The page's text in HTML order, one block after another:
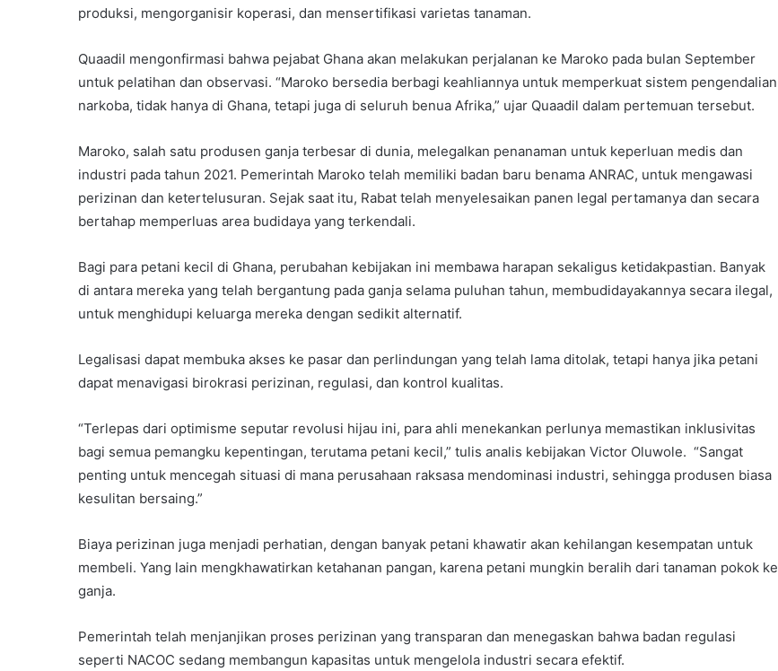
produksi, mengorganisir koperasi, dan mensertifikasi varietas tanaman.
Quaadil mengonfirmasi bahwa pejabat Ghana akan melakukan perjalanan ke Maroko pada bulan September
untuk pelatihan dan observasi. “Maroko bersedia berbagi keahliannya untuk memperkuat sistem pengendalian
narkoba, tidak hanya di Ghana, tetapi juga di seluruh benua Afrika,” ujar Quaadil dalam pertemuan tersebut.
Maroko, salah satu produsen ganja terbesar di dunia, melegalkan penanaman untuk keperluan medis dan
industri pada tahun 2021. Pemerintah Maroko telah memiliki badan baru benama ANRAC, untuk mengawasi
perizinan dan ketertelusuran. Sejak saat itu, Rabat telah menyelesaikan panen legal pertamanya dan secara
bertahap memperluas area budidaya yang terkendali.
Bagi para petani kecil di Ghana, perubahan kebijakan ini membawa harapan sekaligus ketidakpastian. Banyak
di antara mereka yang telah bergantung pada ganja selama puluhan tahun, membudidayakannya secara ilegal,
untuk menghidupi keluarga mereka dengan sedikit alternatif.
Legalisasi dapat membuka akses ke pasar dan perlindungan yang telah lama ditolak, tetapi hanya jika petani
dapat menavigasi birokrasi perizinan, regulasi, dan kontrol kualitas.
“Terlepas dari optimisme seputar revolusi hijau ini, para ahli menekankan perlunya memastikan inklusivitas
bagi semua pemangku kepentingan, terutama petani kecil,” tulis analis kebijakan Victor Oluwole. “Sangat
penting untuk mencegah situasi di mana perusahaan raksasa mendominasi industri, sehingga produsen biasa
kesulitan bersaing.”
Biaya perizinan juga menjadi perhatian, dengan banyak petani khawatir akan kehilangan kesempatan untuk
membeli. Yang lain mengkhawatirkan ketahanan pangan, karena petani mungkin beralih dari tanaman pokok ke
ganja.
Pemerintah telah menjanjikan proses perizinan yang transparan dan menegaskan bahwa badan regulasi
seperti NACOC sedang membangun kapasitas untuk mengelola industri secara efektif.